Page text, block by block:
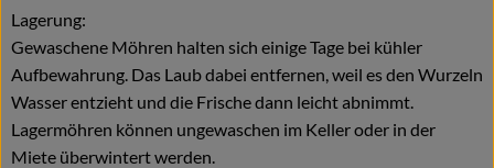
Lagerung:
Gewaschene Möhren halten sich einige Tage bei kühler
Aufbewahrung. Das Laub dabei entfernen, weil es den Wurzeln
Wasser entzieht und die Frische dann leicht abnimmt.
Lagermöhren können ungewaschen im Keller oder in der
Miete überwintert werden.